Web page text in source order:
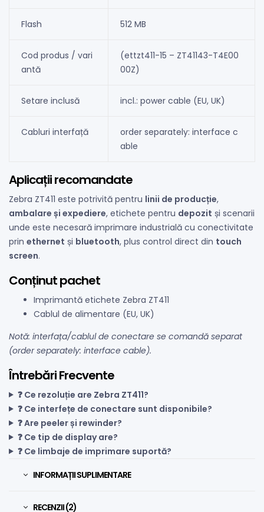
Flash 512 MB
Cod produs / vari
antă
(ettzt411-15 – ZT41143-T4E00
00Z)
Setare inclusă incl.: power cable (EU, UK)
Cabluri interfață
order separately: interface c
able
Aplicații recomandate
Zebra ZT411 este potrivită pentru linii de producție,
ambalare și expediere, etichete pentru depozit și scenarii
unde este necesară imprimare industrială cu conectivitate
prin ethernet și bluetooth, plus control direct din touch
screen.
Conținut pachet
Imprimantă etichete Zebra ZT411
Cablul de alimentare (EU, UK)
Notă: interfața/cablul de conectare se comandă separat
(order separately: interface cable).
Întrebări Frecvente
❓ Ce rezoluție are Zebra ZT411?
❓ Ce interfețe de conectare sunt disponibile?
❓ Are peeler și rewinder?
❓ Ce tip de display are?
❓ Ce limbaje de imprimare suportă?
INFORMAȚII SUPLIMENTARE
RECENZII (2)